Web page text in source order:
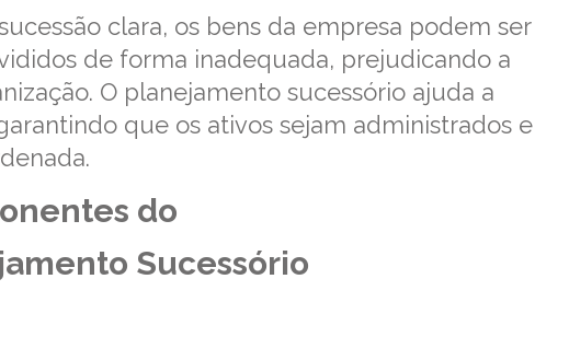
clara, os bens da empresa podem ser
de forma inadequada, prejudicando a
O planejamento sucessório ajuda a
que os ativos sejam administrados e
do
Sucessório